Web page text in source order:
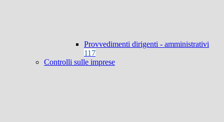
Provvedimenti dirigenti - amministrativi
117
Controlli sulle imprese